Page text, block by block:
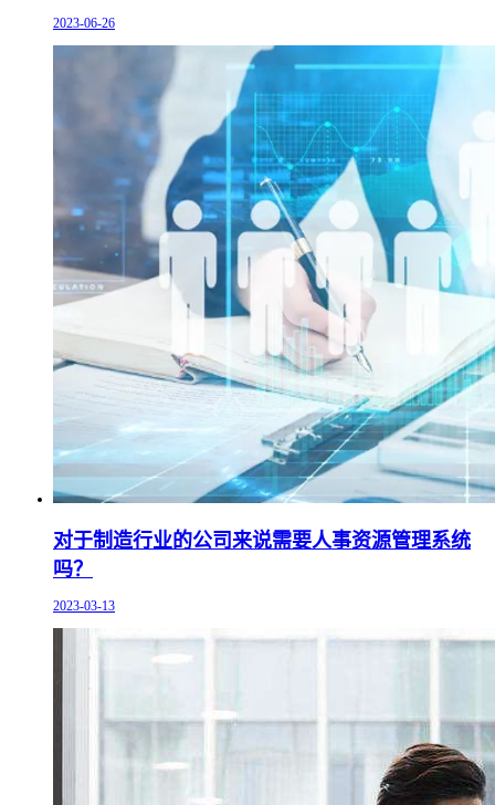
2023-06-26
对于制造行业的公司来说需要人事资源管理系统
吗？
2023-03-13